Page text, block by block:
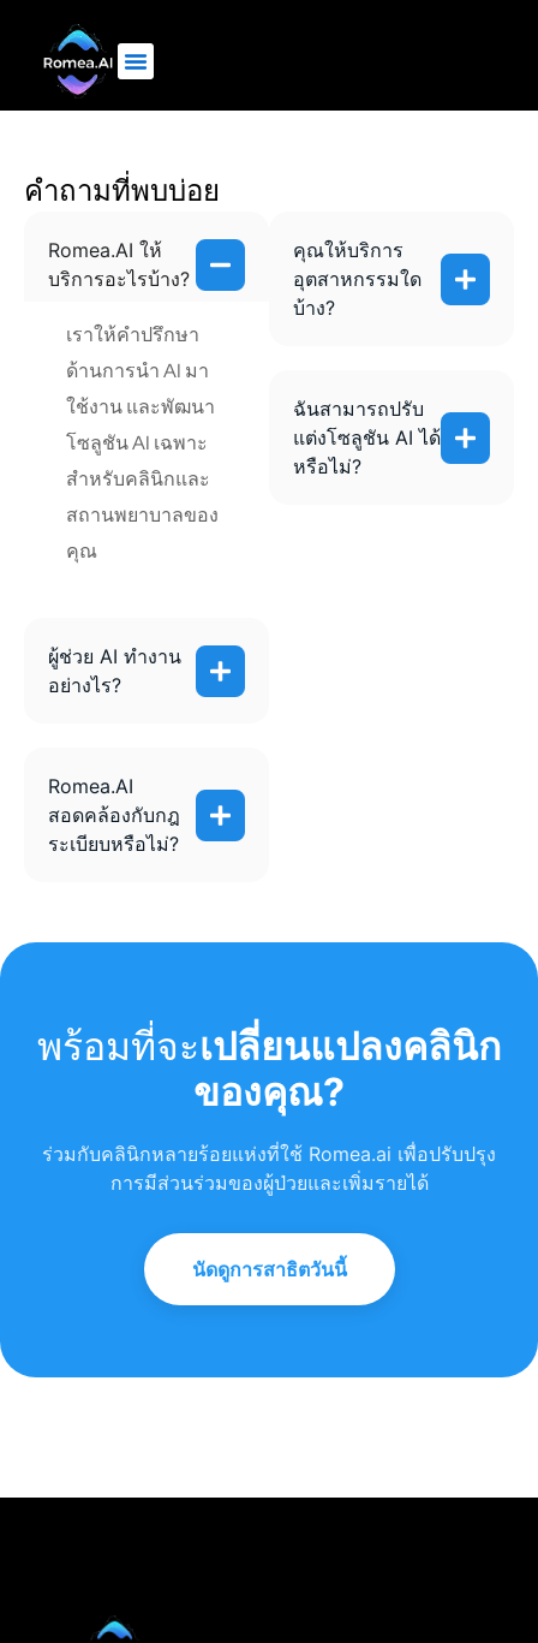
คำถามที่พบบ่อย
Romea.AI ให้
บริการอะไรบ้าง?
เราให้คำปรึกษา
ด้านการนำ AI มา
ใช้งาน และพัฒนา
โซลูชัน AI เฉพาะ
สำหรับคลินิกและ
สถานพยาบาลของ
คุณ
ผู้ช่วย AI ทำงาน
อย่างไร?
Romea.AI
สอดคล้องกับกฎ
ระเบียบหรือไม่?
คุณให้บริการ
อุตสาหกรรมใด
บ้าง?
ฉันสามารถปรับ
แต่งโซลูชัน AI ได้
หรือไม่?
พร้อมที่จะเปลี่ยนแปลงคลินิก
ของคุณ?
ร่วมกับคลินิกหลายร้อยแห่งที่ใช้ Romea.ai เพื่อปรับปรุง
การมีส่วนร่วมของผู้ป่วยและเพิ่มรายได้
นัดดูการสาธิตวันนี้